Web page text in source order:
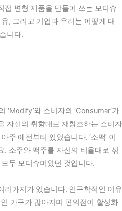
접 변형 제품을 만들어 쓰는 모디슈
, 그리고 기업과 우리는 어떻게 대
니다.
‘Modify’와 소비자의 ‘Consumer’가
자신의 취향대로 재창조하는 소비자
주 예전부터 있었습니다. ‘소맥’ 이
. 소주와 맥주를 자신의 비율대로 섞
두 모디슈머였던 것입니다.
러가지가 있습니다. 인구학적인 이유
가구가 많아지며 편의점이 활성화